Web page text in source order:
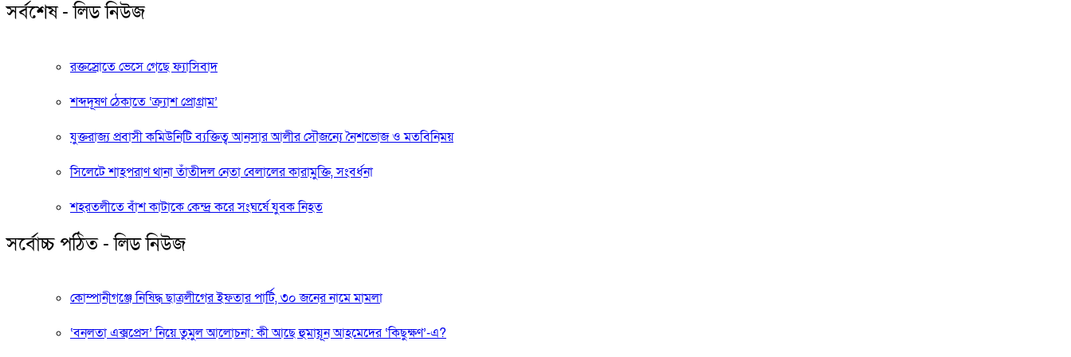
সর্বশেষ - লিড নিউজ
রক্তস্রোতে ভেসে গেছে ফ্যাসিবাদ
শব্দদূষণ ঠেকাতে ‘ক্র্যাশ প্রোগ্রাম’
যুক্তরাজ্য প্রবাসী কমিউনিটি ব্যক্তিত্ব আনসার আলীর সৌজন্যে নৈশভোজ ও মতবিনিময়
সিলেটে শাহপরাণ থানা তাঁতীদল নেতা বেলালের কারামুক্তি, সংবর্ধনা
শহরতলীতে বাঁশ কাটাকে কেন্দ্র করে সংঘর্ষে যুবক নিহত
সর্বোচ্চ পঠিত - লিড নিউজ
কোম্পানীগঞ্জে নিষিদ্ধ ছাত্রলীগের ইফতার পার্টি, ৩০ জনের নামে মামলা
‘বনলতা এক্সপ্রেস’ নিয়ে তুমুল আলোচনা: কী আছে হুমায়ূন আহমেদের ‘কিছুক্ষণ’-এ?